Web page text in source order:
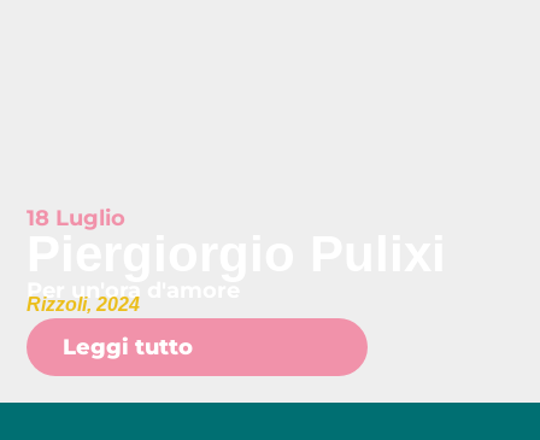
18 Luglio
Per un'ora d'amore
Rizzoli, 2024
Leggi tutto